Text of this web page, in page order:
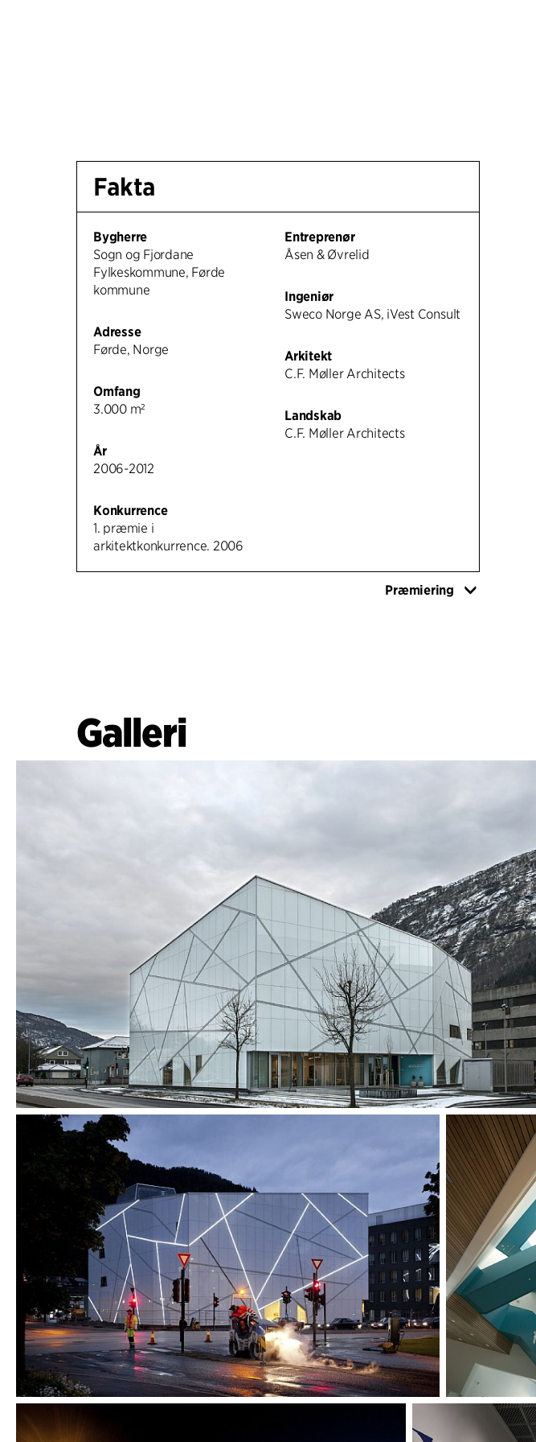
Fakta
Bygherre
Sogn og Fjordane
Fylkeskommune, Førde
kommune
Adresse
Førde, Norge
Omfang
3.000 m²
År
2006-2012
Konkurrence
1. præmie i
arkitektkonkurrence. 2006
Entreprenør
Åsen & Øvrelid
Ingeniør
Sweco Norge AS, iVest Consult
Arkitekt
C.F. Møller Architects
Landskab
C.F. Møller Architects
Præmiering
Galleri